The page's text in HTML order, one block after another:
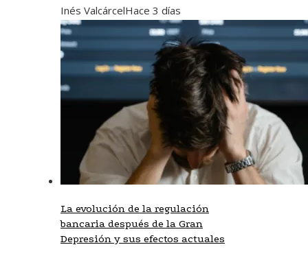
Inés ValcárcelHace 3 días
La evolución de la regulación
bancaria después de la Gran
Depresión y sus efectos actuales